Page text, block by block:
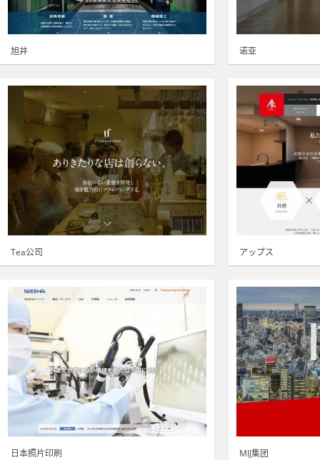
旭井 诺亚
Tea公司 アップス
日本照片印刷 MIJ集团